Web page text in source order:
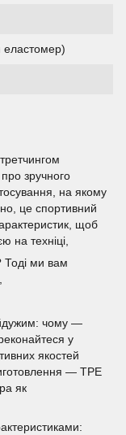
зручного
на якому
це спортивний
щоб
на техніці,
Тоді ми вам
чому —
у
якостей
— TPE
як